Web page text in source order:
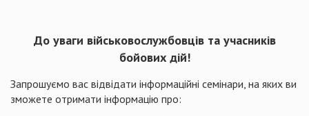
До уваги військовослужбовців та учасників
бойових дій!
Запрошуємо вас відвідати інформаційні семінари, на яких ви
зможете отримати інформацію про: